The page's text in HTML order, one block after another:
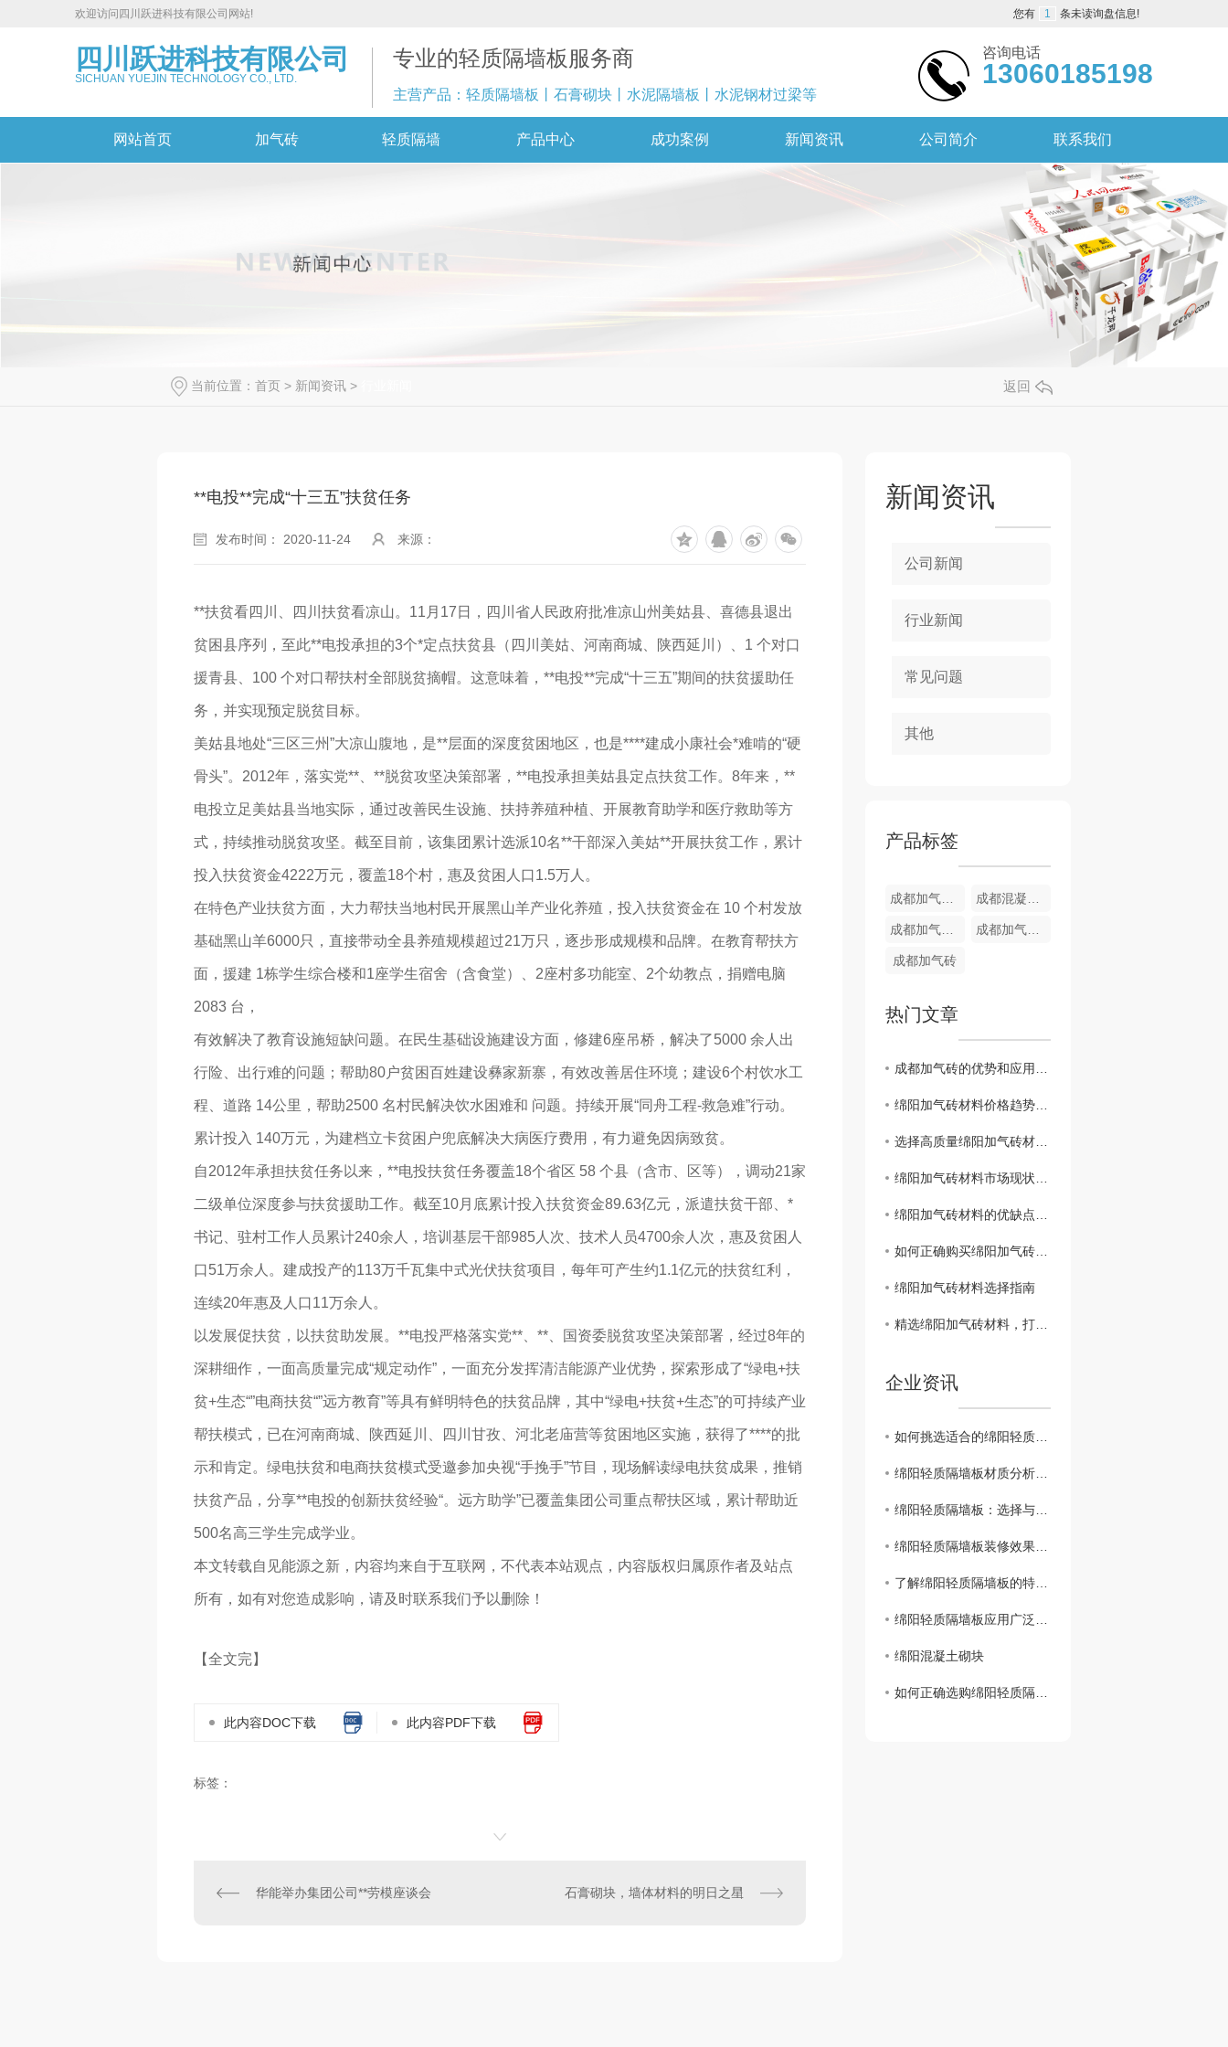
欢迎访问四川跃进科技有限公司网站! 您有 1 条未读询盘信息!
四川跃进科技有限公司
SICHUAN YUEJIN TECHNOLOGY CO., LTD.
专业的轻质隔墙板服务商
主营产品：轻质隔墙板丨石膏砌块丨水泥隔墙板丨水泥钢材过梁等
咨询电话
13060185198
网站首页 加气砖 轻质隔墙 产品中心 成功案例 新闻资讯 公司简介 联系我们
当前位置： 首页 > 新闻资讯 > 返回
**电投**完成“十三五”扶贫任务
发布时间： 2020-11-24 来源：
**扶贫看四川、四川扶贫看凉山。11月17日，四川省人民政府批准凉山州美姑县、喜德县退出
贫困县序列，至此**电投承担的3个*定点扶贫县（四川美姑、河南商城、陕西延川）、1 个对口
援青县、100 个对口帮扶村全部脱贫摘帽。这意味着，**电投**完成“十三五”期间的扶贫援助任
务，并实现预定脱贫目标。
美姑县地处“三区三州”大凉山腹地，是**层面的深度贫困地区，也是****建成小康社会*难啃的“硬
骨头”。2012年，落实党**、**脱贫攻坚决策部署，**电投承担美姑县定点扶贫工作。8年来，**
电投立足美姑县当地实际，通过改善民生设施、扶持养殖种植、开展教育助学和医疗救助等方
式，持续推动脱贫攻坚。截至目前，该集团累计选派10名**干部深入美姑**开展扶贫工作，累计
投入扶贫资金4222万元，覆盖18个村，惠及贫困人口1.5万人。
在特色产业扶贫方面，大力帮扶当地村民开展黑山羊产业化养殖，投入扶贫资金在 10 个村发放
基础黑山羊6000只，直接带动全县养殖规模超过21万只，逐步形成规模和品牌。在教育帮扶方
面，援建 1栋学生综合楼和1座学生宿舍（含食堂）、2座村多功能室、2个幼教点，捐赠电脑
2083 台，
有效解决了教育设施短缺问题。在民生基础设施建设方面，修建6座吊桥，解决了5000 余人出
行险、出行难的问题；帮助80户贫困百姓建设彝家新寨，有效改善居住环境；建设6个村饮水工
程、道路 14公里，帮助2500 名村民解决饮水困难和 问题。持续开展“同舟工程-救急难”行动。
累计投入 140万元，为建档立卡贫困户兜底解决大病医疗费用，有力避免因病致贫。
自2012年承担扶贫任务以来，**电投扶贫任务覆盖18个省区 58 个县（含市、区等），调动21家
二级单位深度参与扶贫援助工作。截至10月底累计投入扶贫资金89.63亿元，派遣扶贫干部、*
书记、驻村工作人员累计240余人，培训基层干部985人次、技术人员4700余人次，惠及贫困人
口51万余人。建成投产的113万千瓦集中式光伏扶贫项目，每年可产生约1.1亿元的扶贫红利，
连续20年惠及人口11万余人。
以发展促扶贫，以扶贫助发展。**电投严格落实党**、**、国资委脱贫攻坚决策部署，经过8年的
深耕细作，一面高质量完成“规定动作”，一面充分发挥清洁能源产业优势，探索形成了“绿电+扶
贫+生态“”电商扶贫“”远方教育”等具有鲜明特色的扶贫品牌，其中“绿电+扶贫+生态”的可持续产业
帮扶模式，已在河南商城、陕西延川、四川甘孜、河北老庙营等贫困地区实施，获得了****的批
示和肯定。绿电扶贫和电商扶贫模式受邀参加央视“手挽手”节目，现场解读绿电扶贫成果，推销
扶贫产品，分享**电投的创新扶贫经验“。远方助学”已覆盖集团公司重点帮扶区域，累计帮助近
500名高三学生完成学业。
本文转载自见能源之新，内容均来自于互联网，不代表本站观点，内容版权归属原作者及站点
所有，如有对您造成影响，请及时联系我们予以删除！
【全文完】
此内容DOC下载 此内容PDF下载
标签：
华能举办集团公司**劳模座谈会 石膏砌块，墙体材料的明日之星
新闻资讯
公司新闻
行业新闻
常见问题
其他
产品标签
成都加气砖销售 成都混凝土加气砖材料生产
成都加气砖销售 成都加气砖生产
成都加气砖
热门文章
成都加气砖的优势和应用范围
绵阳加气砖材料价格趋势分析
选择高质量绵阳加气砖材料的关键因素
绵阳加气砖材料市场现状解读
绵阳加气砖材料的优缺点分析
如何正确购买绵阳加气砖材料
绵阳加气砖材料选择指南
精选绵阳加气砖材料，打造高品质建筑工程
企业资讯
如何挑选适合的绵阳轻质隔墙板？
绵阳轻质隔墙板材质分析及优势解读
绵阳轻质隔墙板：选择与安装技巧大揭秘
绵阳轻质隔墙板装修效果图欣赏
了解绵阳轻质隔墙板的特点与应用范围
绵阳轻质隔墙板应用广泛，助力装修工程..进行
绵阳混凝土砌块
如何正确选购绵阳轻质隔墙板？关键在这里！